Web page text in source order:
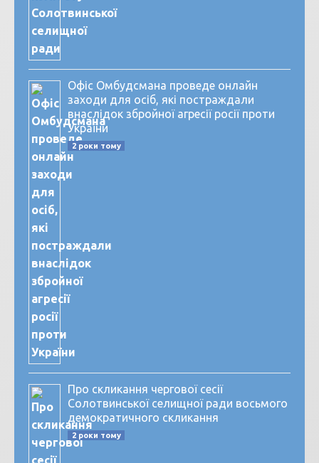
Офіс Омбудсмана проведе онлайн
заходи для осіб, які постраждали
внаслідок збройної агресії росії проти
України
2 роки тому
Про скликання чергової сесії
Солотвинської селищної ради восьмого
демократичного скликання
2 роки тому